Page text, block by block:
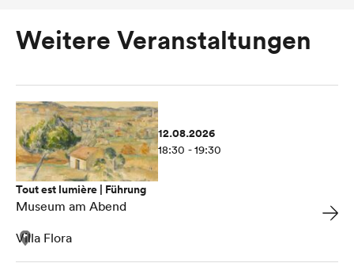
Weitere Veranstaltungen
12.08.2026
18:30 - 19:30
Tout est lumière | Führung
Museum am Abend
Villa Flora